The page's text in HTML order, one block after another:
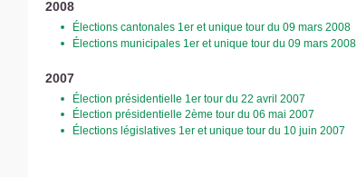
2008
Élections cantonales 1er et unique tour du 09 mars 2008
Élections municipales 1er et unique tour du 09 mars 2008
2007
Élection présidentielle 1er tour du 22 avril 2007
Élection présidentielle 2ème tour du 06 mai 2007
Élections législatives 1er et unique tour du 10 juin 2007